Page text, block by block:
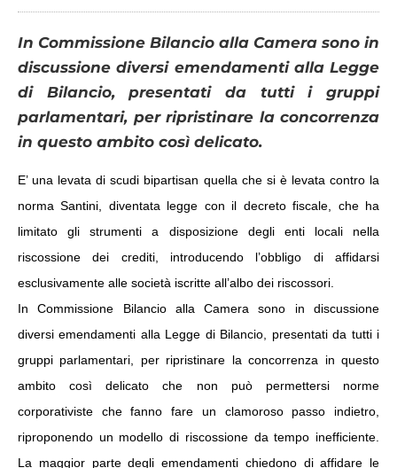
In Commissione Bilancio alla Camera sono in
discussione diversi emendamenti alla Legge
di Bilancio, presentati da tutti i gruppi
parlamentari, per ripristinare la concorrenza
in questo ambito così delicato.
E’ una levata di scudi bipartisan quella che si è levata contro la
norma Santini, diventata legge con il decreto fiscale, che ha
limitato gli strumenti a disposizione degli enti locali nella
riscossione dei crediti, introducendo l’obbligo di affidarsi
esclusivamente alle società iscritte all’albo dei riscossori.
In Commissione Bilancio alla Camera sono in discussione
diversi emendamenti alla Legge di Bilancio, presentati da tutti i
gruppi parlamentari, per ripristinare la concorrenza in questo
ambito così delicato che non può permettersi norme
corporativiste che fanno fare un clamoroso passo indietro,
riproponendo un modello di riscossione da tempo inefficiente.
La maggior parte degli emendamenti chiedono di affidare le